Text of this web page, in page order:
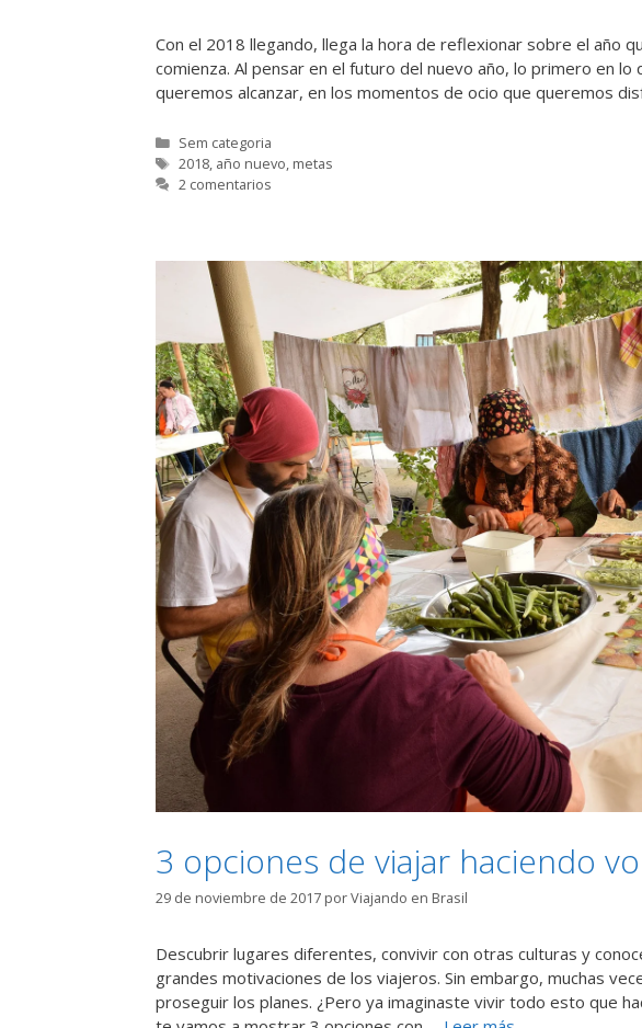
Con el 2018 llegando, llega la hora de reflexionar sobre el año
comienza. Al pensar en el futuro del nuevo año, lo primero en
queremos alcanzar, en los momentos de ocio que queremos
Categorías
Sem categoria
Etiquetas
2018, año nuevo metas
2 comentarios
3 opciones de viajar haciendo
29 de noviembre de 2017 porViajando en Brasil
Descubrir lugares diferentes, convivir con otras culturas y
grandes motivaciones de los viajeros. Sin embargo, muchas
proseguir los planes. ¿Pero ya imaginaste vivir todo esto que